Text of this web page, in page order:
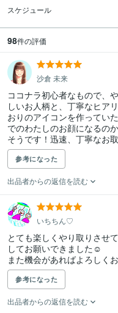
スケジュール
98件の評価
沙倉 未来
ココナラ初心者なもので、
しいお人柄と、丁寧なヒア
おりのアイコンを作ってい
でのわたしのお顔になるの
そうです！迅速、丁寧なお
参考になった
出品者からの返信を読む
いちちん♡
とても楽しくやり取りさせ
してお願いできました☺️
また機会があればよろしく
参考になった
出品者からの返信を読む